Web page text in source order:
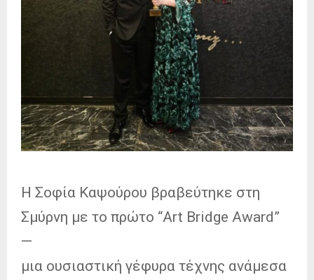
Η Σοφία Καψούρου βραβεύτηκε στη
Σμύρνη με το πρώτο “Art Bridge Award”
—
μια ουσιαστική γέφυρα τέχνης ανάμεσα